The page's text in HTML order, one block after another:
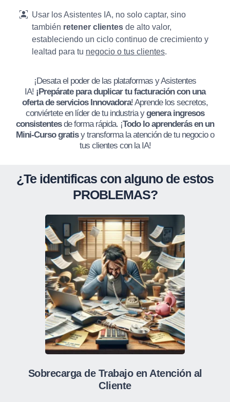
Usar los Asistentes IA, no solo captar, sino
también retener clientes de alto valor,
estableciendo un ciclo continuo de crecimiento y
lealtad para tu negocio o tus clientes.
¡Desata el poder de las plataformas y Asistentes
IA! ¡Prepárate para duplicar tu facturación con una
oferta de servicios Innovadora! Aprende los secretos,
conviértete en líder de tu industria ygenera ingresos
consistentesde forma rápida. ¡Todo lo aprenderás en un
Mini-Curso gratisy transforma la atención de tu negocio o
tus clientes con la IA!
¿Te identificas con alguno de estos
PROBLEMAS?
Sobrecarga de Trabajo en Atención al
Cliente